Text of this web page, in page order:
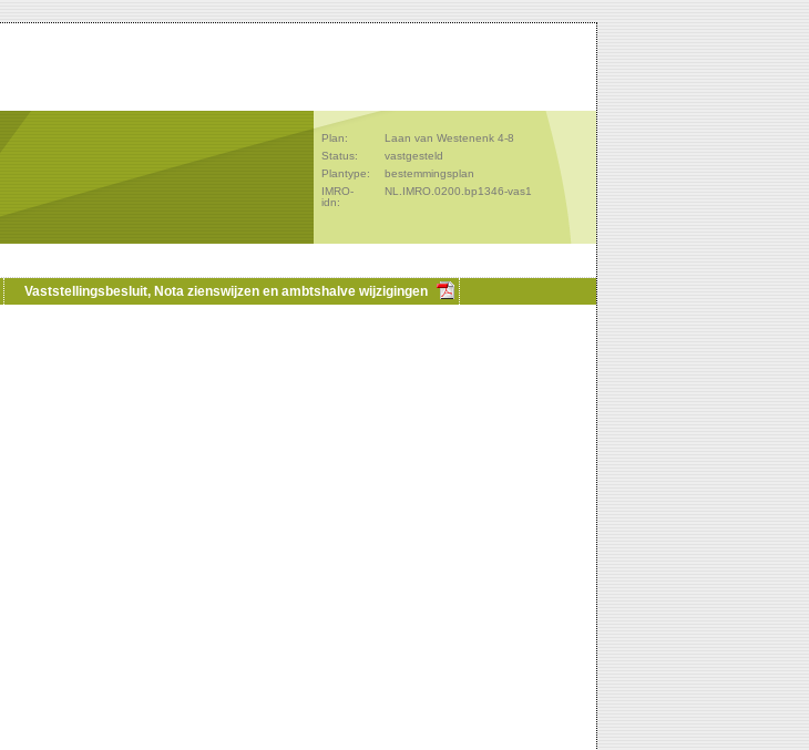
Plan:
Laan van Westenenk 4-8
Status:
vastgesteld
Plantype:
bestemmingsplan
IMRO-
idn:
NL.IMRO.0200.bp1346-vas1
Vaststellingsbesluit, Nota zienswijzen en ambtshalve wijzigingen